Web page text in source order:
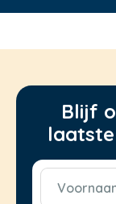
Blijf
Voornaam
(Vereist)